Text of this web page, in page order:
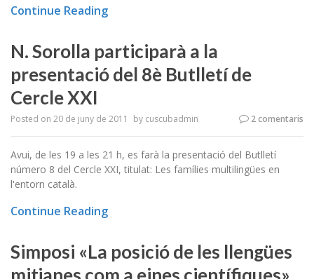
Continue Reading
N. Sorolla participarà a la
presentació del 8è Butlletí de
Cercle XXI
Posted on 20 de juny de 2011 by cuscubadmin 2 comentaris
Avui, de les 19 a les 21 h, es farà la presentació del Butlletí
número 8 del Cercle XXI, titulat: Les famílies multilingües en
l'entorn català.
Continue Reading
Simposi «La posició de les llengües